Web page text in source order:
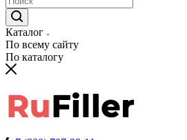
Каталог
По всему сайту
По каталогу